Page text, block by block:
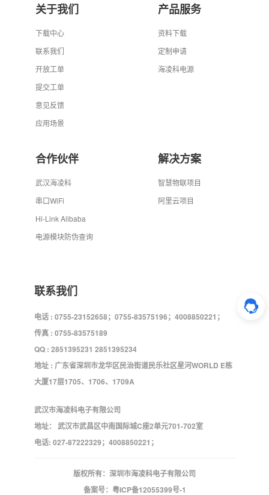
关于我们
下载中心
联系我们
开放工单
提交工单
意见反馈
应用场景
产品服务
资料下载
定制申请
海凌科电源
合作伙伴
武汉海凌科
串口WiFi
Hi-Link Alibaba
电源模块防伪查询
解决方案
智慧物联项目
阿里云项目
联系我们
电话 : 0755-23152658；0755-83575196；4008850221；
传真 : 0755-83575189
QQ : 2851395231 2851395234
地址 : 广东省深圳市龙华区民治街道民乐社区星河WORLD E栋
大厦17层1705、1706、1709A
武汉市海凌科电子有限公司
地址： 武汉市武昌区中南国际城C座2单元701-702室
电话: 027-87222329；4008850221；
版权所有：深圳市海凌科电子有限公司
备案号： 粤ICP备12055399号-1